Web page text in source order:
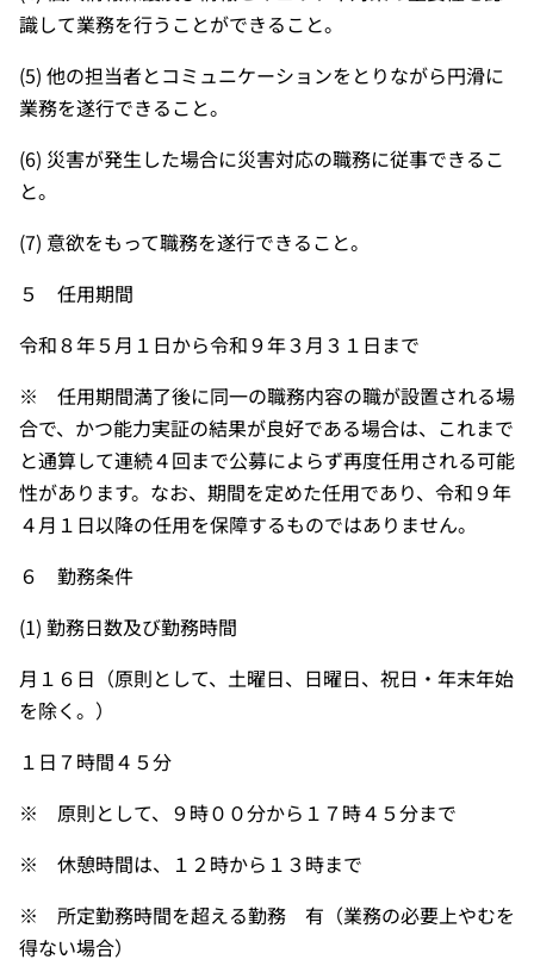
識して業務を行うことができること。
(5) 他の担当者とコミュニケーションをとりながら円滑に
業務を遂行できること。
(6) 災害が発生した場合に災害対応の職務に従事できるこ
と。
(7) 意欲をもって職務を遂行できること。
５ 任用期間
令和８年５月１日から令和９年３月３１日まで
※ 任用期間満了後に同一の職務内容の職が設置される場
合で、かつ能力実証の結果が良好である場合は、これまで
と通算して連続４回まで公募によらず再度任用される可能
性があります。なお、期間を定めた任用であり、令和９年
４月１日以降の任用を保障するものではありません。
６ 勤務条件
(1) 勤務日数及び勤務時間
月１６日（原則として、土曜日、日曜日、祝日・年末年始
を除く。）
１日７時間４５分
※ 原則として、９時００分から１７時４５分まで
※ 休憩時間は、１２時から１３時まで
※ 所定勤務時間を超える勤務 有（業務の必要上やむを
得ない場合）